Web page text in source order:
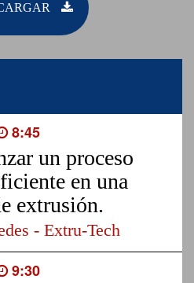
8:45
un proceso
en una
extrusión.
- Extru-Tech
9:30